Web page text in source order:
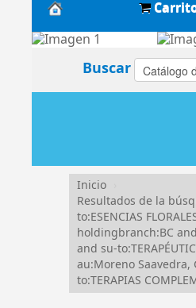
Biblioteca
Buscar
Inicio
Resultados de la
to:ESENCIAS
holdingbranch:BC
and su-
au:Moreno Saavedra,
to:TERAPIAS